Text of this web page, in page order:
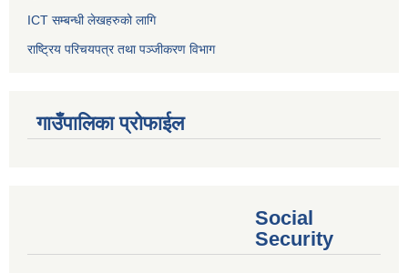
ICT सम्बन्धी लेखहरुको लागि
राष्ट्रिय परिचयपत्र तथा पञ्‍जीकरण विभाग
गाउँपालिका प्रोफाईल
Social
Security